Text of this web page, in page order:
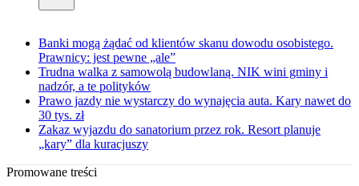
Banki mogą żądać od klientów skanu dowodu osobistego.
Prawnicy: jest pewne „ale”
Trudna walka z samowolą budowlaną. NIK wini gminy i
nadzór, a te polityków
Prawo jazdy nie wystarczy do wynajęcia auta. Kary nawet do
30 tys. zł
Zakaz wyjazdu do sanatorium przez rok. Resort planuje
„kary” dla kuracjuszy
Promowane treści